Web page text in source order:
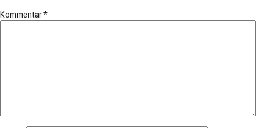
Kommentar*